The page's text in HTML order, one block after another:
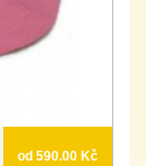
od 590.00 Kč